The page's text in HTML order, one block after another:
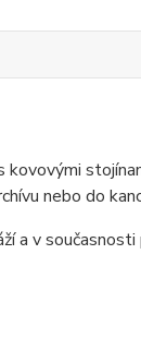
nebo do
a v